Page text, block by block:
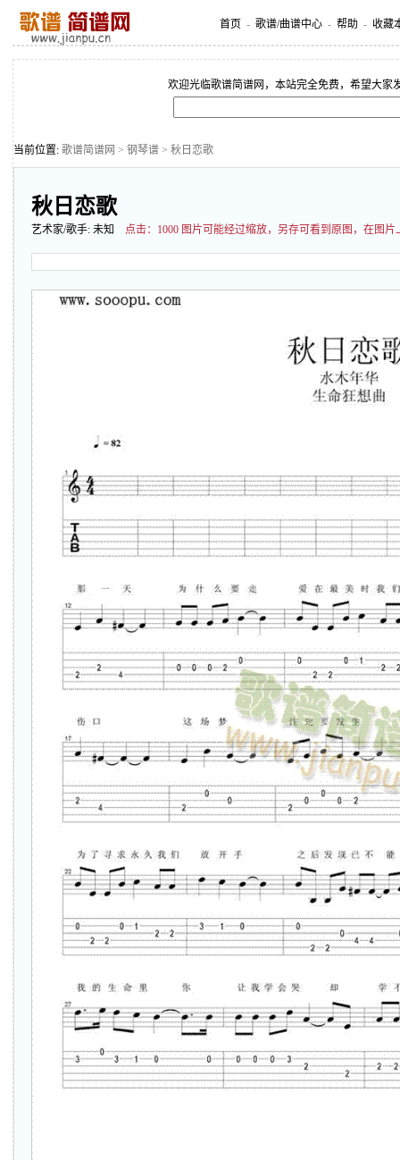
首页 - 歌谱/曲谱中心 - 帮助 - 收藏
欢迎光临歌谱简谱网，本站完全免费，希望大家
当前位置: 歌谱简谱网 > 钢琴谱 > 秋日恋歌
秋日恋歌
艺术家/歌手: 未知 点击： 1000 图片可能经过缩放，另存可看到原图，在图